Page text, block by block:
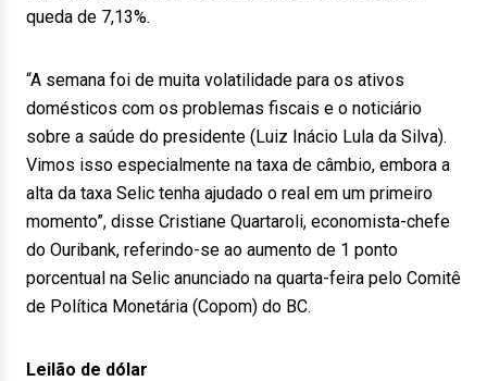
queda de 7,13%.
“A semana foi de muita volatilidade para os ativos
domésticos com os problemas fiscais e o noticiário
sobre a saúde do presidente (Luiz Inácio Lula da Silva).
Vimos isso especialmente na taxa de câmbio, embora a
alta da taxa Selic tenha ajudado o real em um primeiro
momento”, disse Cristiane Quartaroli, economista-chefe
do Ouribank, referindo-se ao aumento de 1 ponto
porcentual na Selic anunciado na quarta-feira pelo Comitê
de Política Monetária (Copom) do BC.
Leilão de dólar